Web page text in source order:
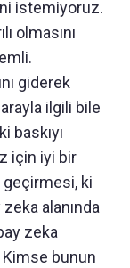
istemiyoruz.
olmasını
giderek
ilgili bile
baskıyı
için iyi bir
geçirmesi, ki
alanında
zeka
bunun